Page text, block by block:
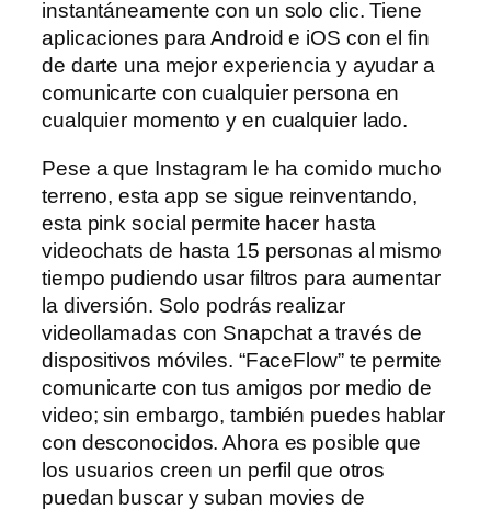
instantáneamente con un solo clic. Tiene
aplicaciones para Android e iOS con el fin
de darte una mejor experiencia y ayudar a
comunicarte con cualquier persona en
cualquier momento y en cualquier lado.
Pese a que Instagram le ha comido mucho
terreno, esta app se sigue reinventando,
esta pink social permite hacer hasta
videochats de hasta 15 personas al mismo
tiempo pudiendo usar filtros para aumentar
la diversión. Solo podrás realizar
videollamadas con Snapchat a través de
dispositivos móviles. “FaceFlow” te permite
comunicarte con tus amigos por medio de
video; sin embargo, también puedes hablar
con desconocidos. Ahora es posible que
los usuarios creen un perfil que otros
puedan buscar y suban movies de